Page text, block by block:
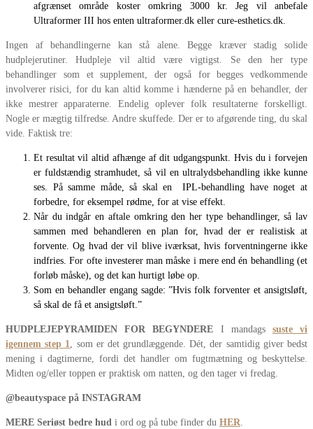
afgrænset område koster omkring 3000 kr. Jeg vil anbefale
Ultraformer III hos enten ultraformer.dk eller cure-esthetics.dk.
Ingen af behandlingerne kan stå alene. Begge kræver stadig solide
hudplejerutiner. Hudpleje vil altid være vigtigst. Se den her type
behandlinger som et supplement, der også for begges vedkommende
involverer risici, for du kan altid komme i hænderne på en behandler, der
ikke mestrer apparaterne. Endelig oplever folk resultaterne forskelligt.
Nogle er mægtig tilfredse. Andre skuffede. Der er to afgørende ting, du skal
vide. Faktisk tre:
Et resultat vil altid afhænge af dit udgangspunkt. Hvis du i forvejen
er fuldstændig stramhudet, så vil en ultralydsbehandling ikke kunne
ses. På samme måde, så skal en IPL-behandling have noget at
forbedre, for eksempel rødme, for at vise effekt.
Når du indgår en aftale omkring den her type behandlinger, så lav
sammen med behandleren en plan for, hvad der er realistisk at
forvente. Og hvad der vil blive iværksat, hvis forventningerne ikke
indfries. For ofte investerer man måske i mere end én behandling (et
forløb måske), og det kan hurtigt løbe op.
Som en behandler engang sagde: ”Hvis folk forventer et ansigtsløft,
så skal de få et ansigtsløft.”
HUDPLEJEPYRAMIDEN FOR BEGYNDERE I mandags suste vi
igennem step 1, som er det grundlæggende. Dét, der samtidig giver bedst
mening i dagtimerne, fordi det handler om fugtmætning og beskyttelse.
Midten og/eller toppen er praktisk om natten, og den tager vi fredag.
@beautyspace på INSTAGRAM
MERE Seriøst bedre hud i ord og på tube finder du HER.